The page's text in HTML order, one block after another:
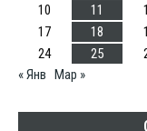
10
11
17
18
24
25
« Янв Мар »